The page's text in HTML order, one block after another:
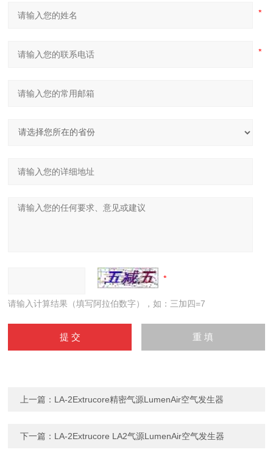
请输入计算结果（填写阿拉伯数字），如：三加四=7
上一篇： LA-2Extrucore精密气源LumenAir空气发生器
下一篇： LA-2Extrucore LA2气源LumenAir空气发生器